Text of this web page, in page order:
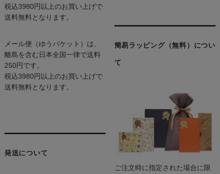
税込3980円以上のお買い上げで
送料無料となります。
メール便（ゆうパケット）は、
離島を含む日本全国一律で送料
250円です。
税込3980円以上のお買い上げで
送料無料となります。
発送について
簡易ラッピング（無料）につい
て
ご注文時に指定された場合に限